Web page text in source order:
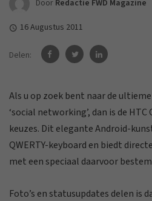
Door Redactie FWD Magazine
16 Augustus 2011
Delen:
Als u op zoek bent naar de
‘social networking’, dan is de HTC
keuzes. Dit elegante Android-
QWERTY-keyboard en biedt
met een speciaal daarvoor
Foto’s en statusupdates delen is